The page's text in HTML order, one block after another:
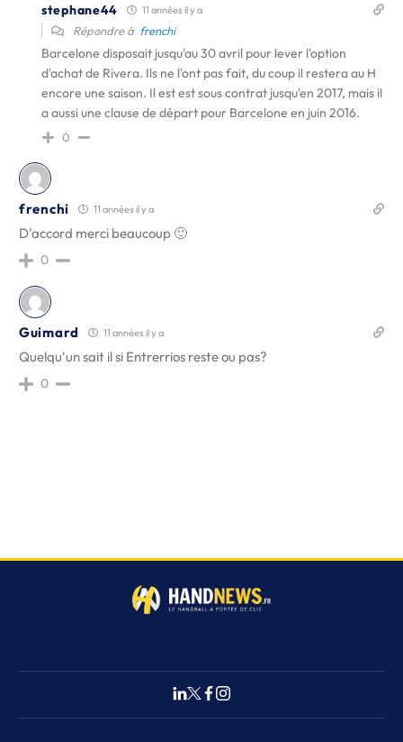
stephane44 11 années il y a
Répondre à frenchi
Barcelone disposait jusqu'au 30 avril pour lever l'option
d'achat de Rivera. Ils ne l'ont pas fait, du coup il restera au H
encore une saison. Il est est sous contrat jusqu'en 2017, mais il
a aussi une clause de départ pour Barcelone en juin 2016.
0
frenchi 11 années il y a
D'accord merci beaucoup 🙂
0
Guimard 11 années il y a
Quelqu'un sait il si Entrerrios reste ou pas?
0